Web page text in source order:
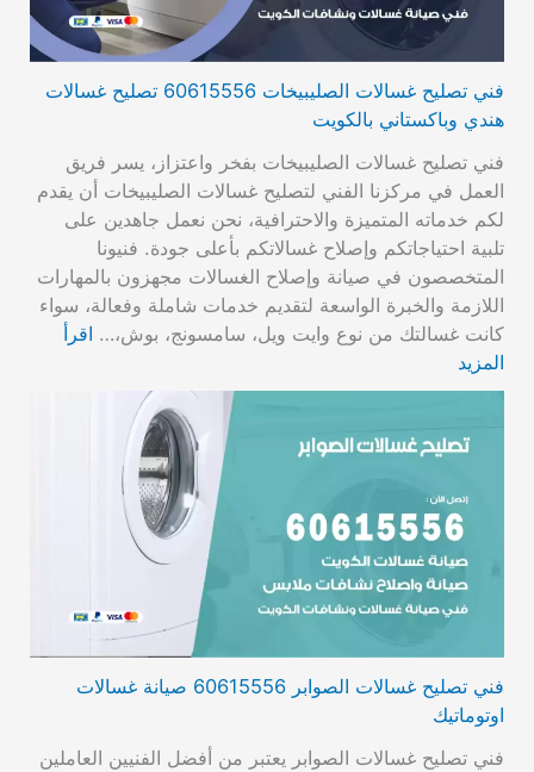
فني تصليح غسالات الصليبيخات 60615556 تصليح غسالات
هندي وباكستاني بالكويت
فني تصليح غسالات الصليبيخات بفخر واعتزاز، يسر فريق
العمل في مركزنا الفني لتصليح غسالات الصليبيخات أن يقدم
لكم خدماته المتميزة والاحترافية، نحن نعمل جاهدين على
تلبية احتياجاتكم وإصلاح غسالاتكم بأعلى جودة. فنيونا
المتخصصون في صيانة وإصلاح الغسالات مجهزون بالمهارات
اللازمة والخبرة الواسعة لتقديم خدمات شاملة وفعالة، سواء
كانت غسالتك من نوع وايت ويل، سامسونج، بوش،… اقرأ
المزيد
فني تصليح غسالات الصوابر 60615556 صيانة غسالات
اوتوماتيك
فني تصليح غسالات الصوابر يعتبر من أفضل الفنيين العاملين